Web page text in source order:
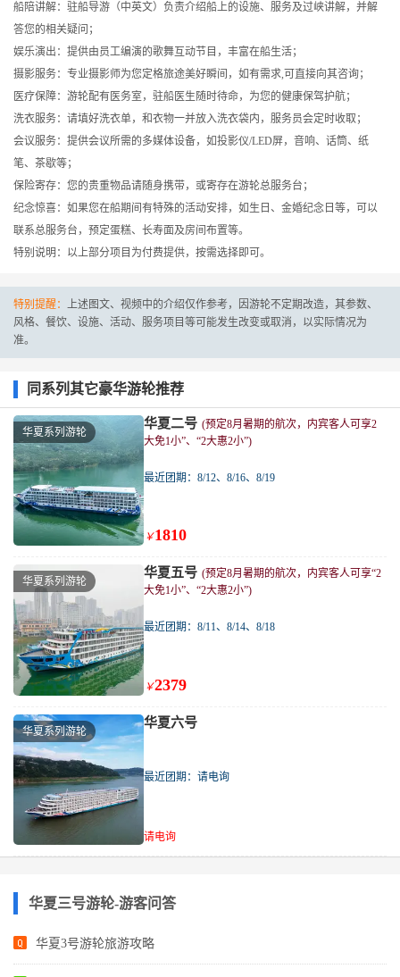
船陪讲解：驻船导游（中英文）负责介绍船上的设施、服务及过峡讲解，并解
答您的相关疑问；
娱乐演出：提供由员工编演的歌舞互动节目，丰富在船生活；
摄影服务：专业摄影师为您定格旅途美好瞬间，如有需求,可直接向其咨询；
医疗保障：游轮配有医务室，驻船医生随时待命，为您的健康保驾护航；
洗衣服务：请填好洗衣单，和衣物一并放入洗衣袋内，服务员会定时收取；
会议服务：提供会议所需的多媒体设备，如投影仪/LED屏，音响、话筒、纸
笔、茶歇等；
保险寄存：您的贵重物品请随身携带，或寄存在游轮总服务台；
纪念惊喜：如果您在船期间有特殊的活动安排，如生日、金婚纪念日等，可以
联系总服务台，预定蛋糕、长寿面及房间布置等。
特别说明：以上部分项目为付费提供，按需选择即可。
特别提醒： 上述图文、视频中的介绍仅作参考，因游轮不定期改造，其参数、
风格、餐饮、设施、活动、服务项目等可能发生改变或取消，以实际情况为
准。
同系列其它豪华游轮推荐
华夏系列游轮
华夏二号 (预定8月暑期的航次，内宾客人可享2
大免1小”、“2大惠2小”)
最近团期：8/12、8/16、8/19
￥1810
华夏系列游轮
华夏五号 (预定8月暑期的航次，内宾客人可享“2
大免1小”、“2大惠2小”)
最近团期：8/11、8/14、8/18
￥2379
华夏系列游轮
华夏六号
最近团期：请电询
请电询
华夏三号游轮-游客问答
华夏3号游轮旅游攻略